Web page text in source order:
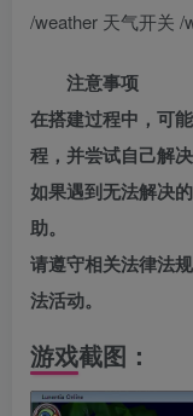
/weather 天气开关 /
注意事项
在搭建过程中，可
程，并尝试自己解决
如果遇到无法解决
助。
请遵守相关法律法
法活动。
游戏截图：